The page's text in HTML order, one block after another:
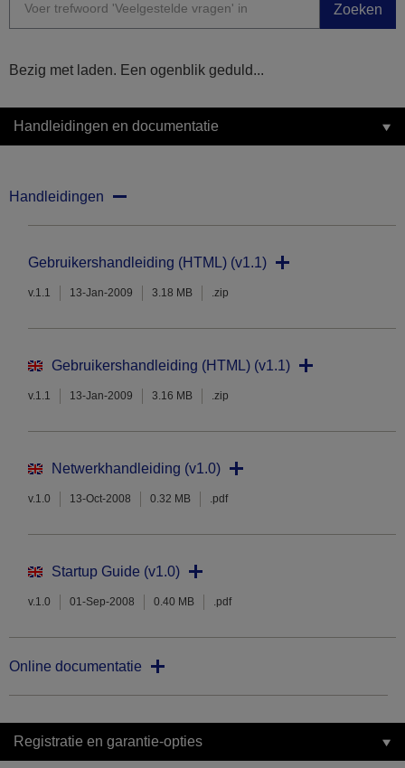
Zoeken
Bezig met laden. Een ogenblik geduld...
Handleidingen en documentatie
Handleidingen
Gebruikershandleiding (HTML) (v1.1)
v.1.1 13-Jan-2009 3.18 MB .zip
Gebruikershandleiding (HTML) (v1.1)
v.1.1 13-Jan-2009 3.16 MB .zip
Netwerkhandleiding (v1.0)
v.1.0 13-Oct-2008 0.32 MB .pdf
Startup Guide (v1.0)
v.1.0 01-Sep-2008 0.40 MB .pdf
Online documentatie
Registratie en garantie-opties